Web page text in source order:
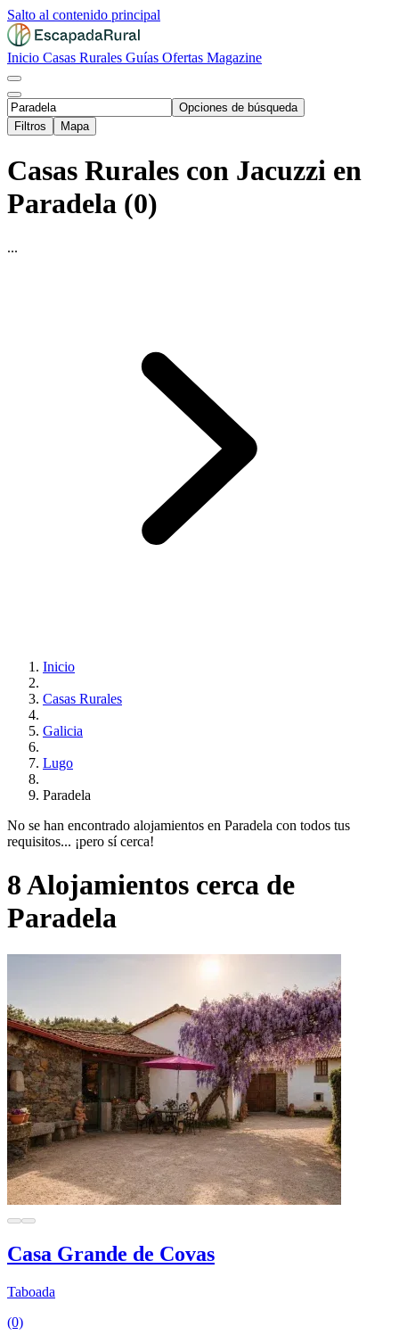
Salto al contenido principal
Inicio Casas Rurales Guías Ofertas Magazine
Opciones de búsqueda
Filtros
Mapa
Casas Rurales con Jacuzzi en
Paradela (0)
...
Inicio
Casas Rurales
Galicia
Lugo
Paradela
No se han encontrado alojamientos en Paradela con todos tus
requisitos... ¡pero sí cerca!
8 Alojamientos cerca de
Paradela
Casa Grande de Covas
Taboada
(0)